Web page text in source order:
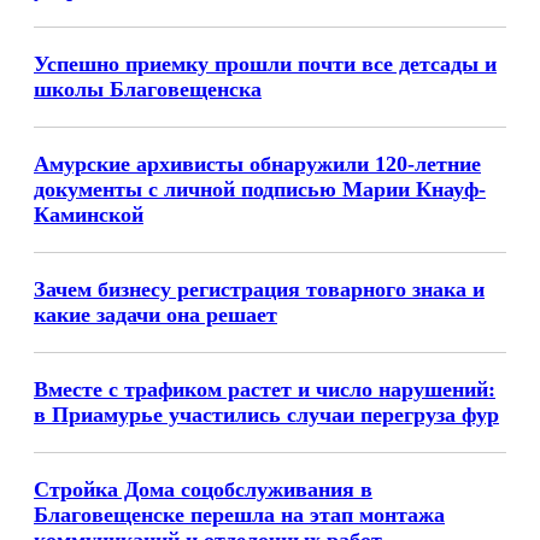
Успешно приемку прошли почти все детсады и
школы Благовещенска
Амурские архивисты обнаружили 120-летние
документы с личной подписью Марии Кнауф-
Каминской
Зачем бизнесу регистрация товарного знака и
какие задачи она решает
Вместе с трафиком растет и число нарушений:
в Приамурье участились случаи перегруза фур
Стройка Дома соцобслуживания в
Благовещенске перешла на этап монтажа